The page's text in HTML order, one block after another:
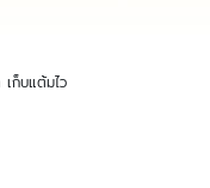
เก็บแต้มไว